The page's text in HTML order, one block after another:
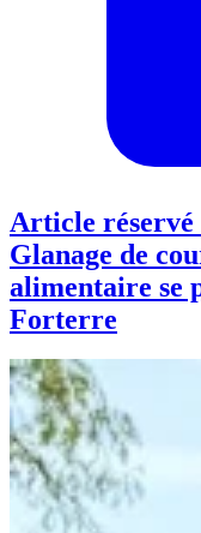
Article réservé
Glanage de
alimentaire se
Forterre